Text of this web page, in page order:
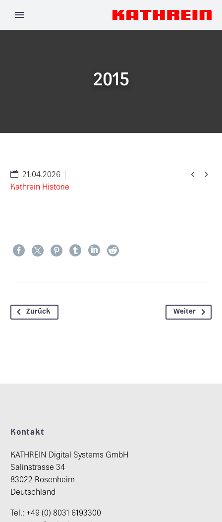
2015
 
21.04.2026
Kathrein Historie
Zurück Weiter
Kontakt
KATHREIN Digital Systems GmbH
Salinstrasse 34
83022 Rosenheim
Deutschland
Tel.: +49 (0) 8031 6193300